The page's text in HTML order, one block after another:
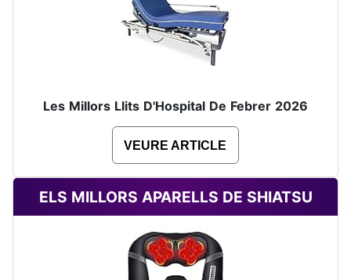
Les Millors Llits D'Hospital De Febrer 2026
VEURE ARTICLE
ELS MILLORS APARELLS DE SHIATSU